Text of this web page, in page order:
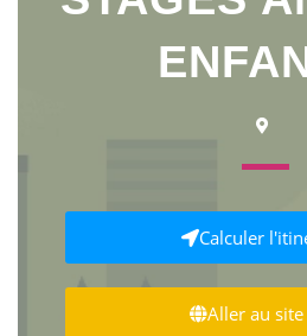
Calculer
Aller au